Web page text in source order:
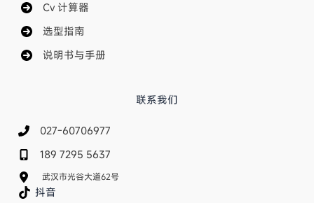
Cv 计算器
选型指南
说明书与手册
联系我们
027-60706977
189 7295 5637
武汉市光谷大道62号
抖音